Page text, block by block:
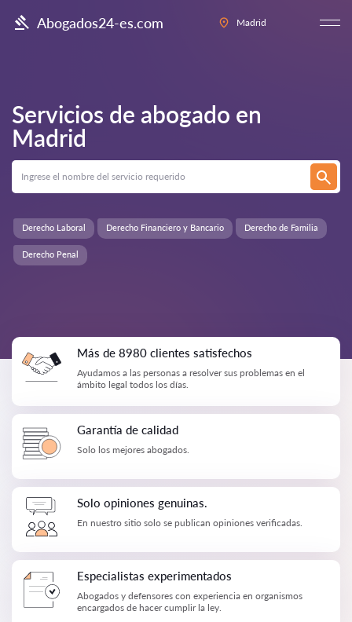
Abogados24-es.com Madrid
Servicios de abogado en
Madrid
Derecho Penal
Derecho Laboral Derecho Financiero y Bancario Derecho de Familia
Más de 8980 clientes satisfechos
Ayudamos a las personas a resolver sus problemas en el
ámbito legal todos los días.
Garantía de calidad
Solo los mejores abogados.
Solo opiniones genuinas.
En nuestro sitio solo se publican opiniones verificadas.
Especialistas experimentados
Abogados y defensores con experiencia en organismos
encargados de hacer cumplir la ley.